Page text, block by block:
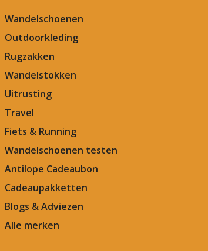
Wandelschoenen
Outdoorkleding
Rugzakken
Wandelstokken
Uitrusting
Travel
Fiets & Running
Wandelschoenen testen
Antilope Cadeaubon
Cadeaupakketten
Blogs & Adviezen
Alle merken